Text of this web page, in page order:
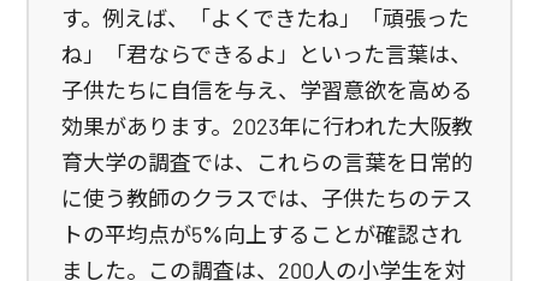
す。例えば、「よくできたね」「頑張った
ね」「君ならできるよ」といった言葉は、
子供たちに自信を与え、学習意欲を高める
効果があります。2023年に行われた大阪教
育大学の調査では、これらの言葉を日常的
に使う教師のクラスでは、子供たちのテス
トの平均点が5%向上することが確認され
ました。この調査は、200人の小学生を対